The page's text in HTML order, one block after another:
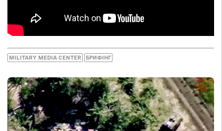
MILITARY MEDIA CENTER БРИФІНГ